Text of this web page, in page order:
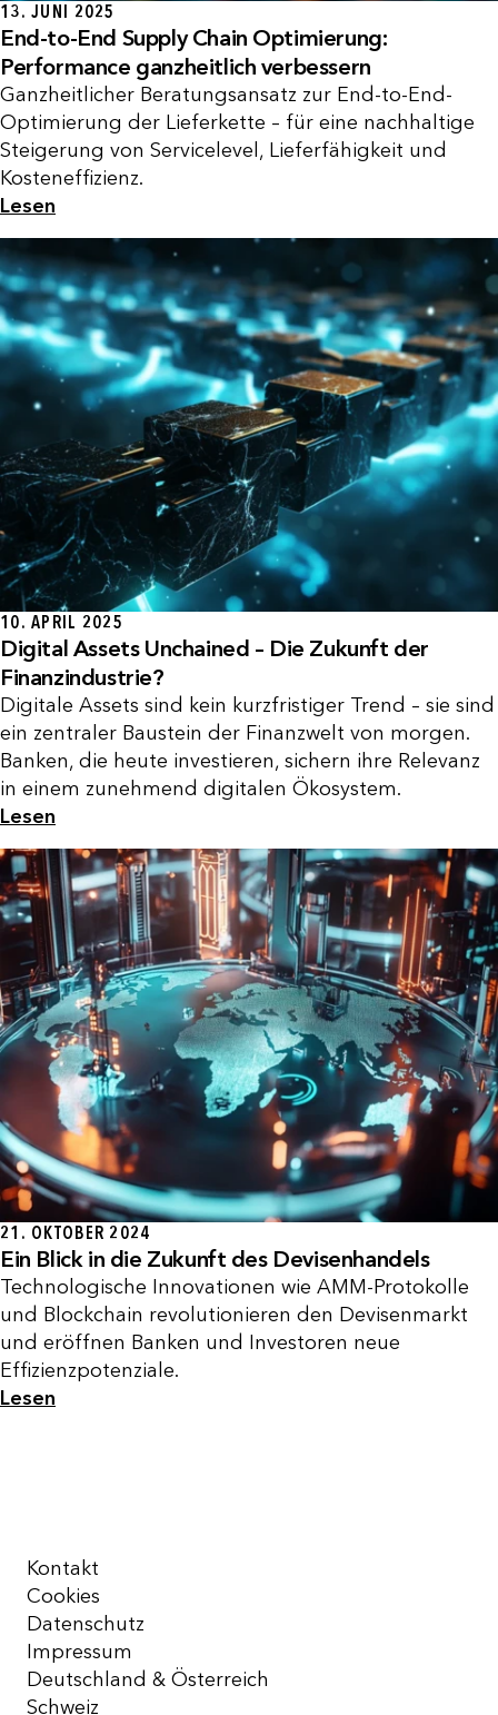
13. JUNI 2025
End-to-End Supply Chain Optimierung:
Performance ganzheitlich verbessern
Ganzheitlicher Beratungsansatz zur End-to-End-
Optimierung der Lieferkette – für eine nachhaltige
Steigerung von Servicelevel, Lieferfähigkeit und
Kosteneffizienz.
Lesen
10. APRIL 2025
Digital Assets Unchained – Die Zukunft der
Finanzindustrie?
Digitale Assets sind kein kurzfristiger Trend – sie sind
ein zentraler Baustein der Finanzwelt von morgen.
Banken, die heute investieren, sichern ihre Relevanz
in einem zunehmend digitalen Ökosystem.
Lesen
21. OKTOBER 2024
Ein Blick in die Zukunft des Devisenhandels
Technologische Innovationen wie AMM-Protokolle
und Blockchain revolutionieren den Devisenmarkt
und eröffnen Banken und Investoren neue
Effizienzpotenziale.
Lesen
Kontakt
Cookies
Datenschutz
Impressum
Deutschland & Österreich
Schweiz